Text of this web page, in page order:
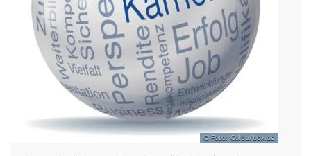
Foto: Colourbox.de